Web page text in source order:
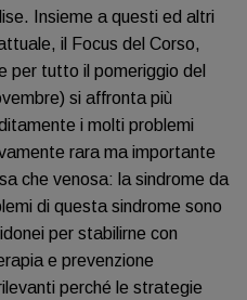
Insieme a questi ed altri
il Focus del Corso,
per tutto il pomeriggio del
si affronta più
i molti problemi
rara ma importante
che venosa: la sindrome da
di questa sindrome sono
per stabilirne con
e prevenzione
perché le strategie